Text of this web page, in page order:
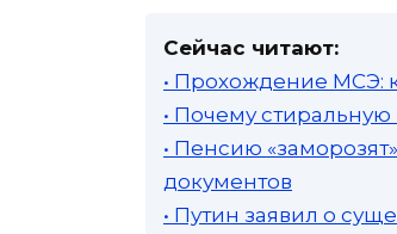
Сейчас читают:
• Прохождение МСЭ:
• Почему
• Пенсию
документов
• Путин заявил о